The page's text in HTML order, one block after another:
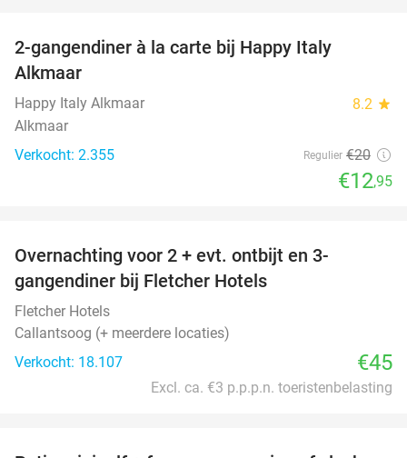
2-gangendiner à la carte bij Happy Italy
Alkmaar
Happy Italy Alkmaar 8.2 star
Alkmaar
Verkocht: 2.355
Regulier €20
€12,95
Overnachting voor 2 + evt. ontbijt en 3-
gangendiner bij Fletcher Hotels
Fletcher Hotels
Callantsoog (+ meerdere locaties)
Verkocht: 18.107
€45
Excl. ca. €3 p.p.p.n. toeristenbelasting